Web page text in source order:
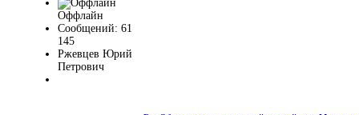
Оффлайн
Сообщений: 61
145
Ржевцев Юрий
Петрович